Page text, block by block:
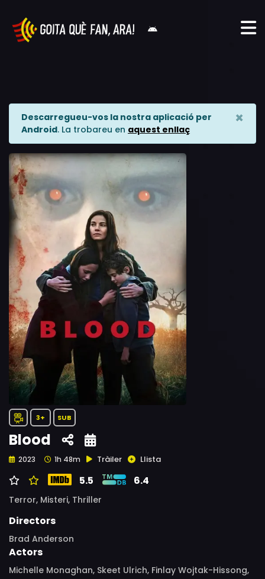
Descarregueu-vos la nostra aplicació per
Android. La trobareu en aquest enllaç
×
3+ SUB
Blood
2023 1h 48m Tràiler Llista
5.5 6.4
Terror, Misteri, Thriller
Directors
Brad Anderson
Actors
Michelle Monaghan, Skeet Ulrich, Finlay Wojtak-Hissong,